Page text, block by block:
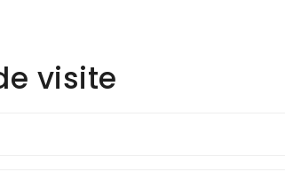
visite